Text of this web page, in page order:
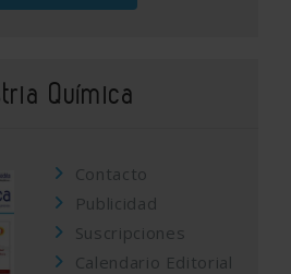
Química
Contacto
Publicidad
Suscripciones
Calendario Editorial